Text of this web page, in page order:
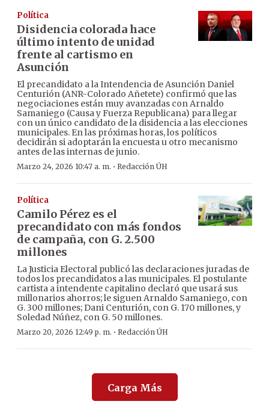
Política
Disidencia colorada hace
último intento de unidad
frente al cartismo en
Asunción
El precandidato a la Intendencia de Asunción Daniel
Centurión (ANR-Colorado Añetete) confirmó que las
negociaciones están muy avanzadas con Arnaldo
Samaniego (Causa y Fuerza Republicana) para llegar
con un único candidato de la disidencia a las elecciones
municipales. En las próximas horas, los políticos
decidirán si adoptarán la encuesta u otro mecanismo
antes de las internas de junio.
Marzo 24, 2026 10:47 a. m. · Redacción ÚH
Política
Camilo Pérez es el
precandidato con más fondos
de campaña, con G. 2.500
millones
La Justicia Electoral publicó las declaraciones juradas de
todos los precandidatos a las municipales. El postulante
cartista a intendente capitalino declaró que usará sus
millonarios ahorros; le siguen Arnaldo Samaniego, con
G. 300 millones; Dani Centurión, con G. 170 millones, y
Soledad Núñez, con G. 50 millones.
Marzo 20, 2026 12:49 p. m. · Redacción ÚH
Carga Más